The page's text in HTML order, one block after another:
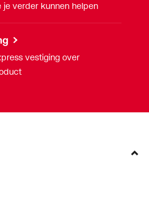
verder kunnen helpen
vestiging over